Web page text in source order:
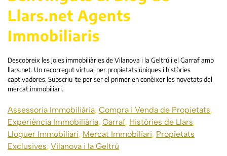
Llars.net Agents
Immobiliaris
Descobreix les joies immobiliàries de Vilanova i la Geltrú i el Garraf amb
llars.net. Un recorregut virtual per propietats úniques i històries
captivadores. Subscriu-te per ser el primer en conèixer les novetats del
mercat immobiliari.
Assessoria Immobiliària, Compra i Venda de Propietats,
Experiència Immobiliària, Garraf, Històries de Llars,
Lloguer Immobiliari, Mercat Immobiliari, Propietats
Exclusives, Vilanova i la Geltrú